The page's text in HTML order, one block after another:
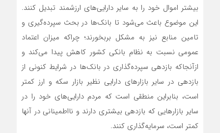
بیشتر اموال خود را به سایر دارایی‌‌های ارزشمند تبدیل کنند.
این موضوع باعث می‌‌شود تا بانک‌‌ها در بحث سپرده‌‌گیری و
تامین منابع نیز به مشکل بربخورند؛ چراکه میزان اعتماد
عمومی نسبت به نظام بانکی کشور کاهش پیدا می‌‌کند و
ازآنجاکه بازدهی سپرده‌‌گذاری در بانک‌‌ها در شرایط کنونی از
بازدهی در سایر بازارهای دارایی نظیر بازار سکه و ارز کمتر
است، بنابراین منطقی است که مردم دارایی‌‌های خود را در
سایر بازارهایی که بازدهی بیشتری دارند و نااطمینانی در آنها
کمتر است، سرمایه‌‌گذاری کنند.